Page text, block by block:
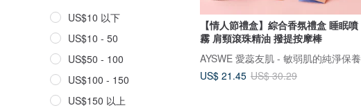
US$10 以下
US$10 - 50
US$50 - 100
US$100 - 150
US$150 以上
【情人節禮盒】綜合香氛禮盒 睡眠噴
霧 肩頸滾珠精油 撥提按摩棒
AYSWE 愛蕊友肌 - 敏弱肌的純淨保養
US$ 21.45 US$ 30.29